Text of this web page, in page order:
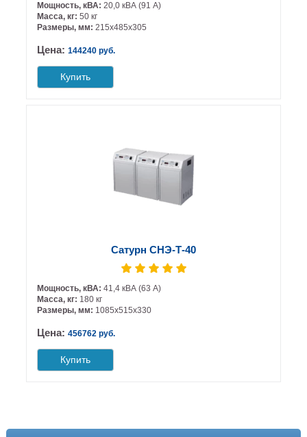
Мощность, кВА: 20,0 кВА (91 А)
Масса, кг: 50 кг
Размеры, мм: 215х485х305
Цена: 144240 руб.
Купить
Сатурн СНЭ-Т-40
Мощность, кВА: 41,4 кВА (63 А)
Масса, кг: 180 кг
Размеры, мм: 1085х515х330
Цена: 456762 руб.
Купить